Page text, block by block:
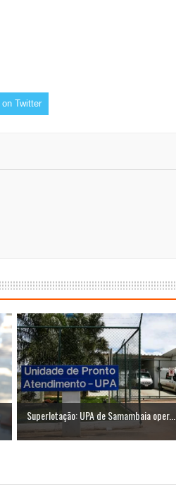
Twitter
Superlotação: UPA de Samambaia oper...